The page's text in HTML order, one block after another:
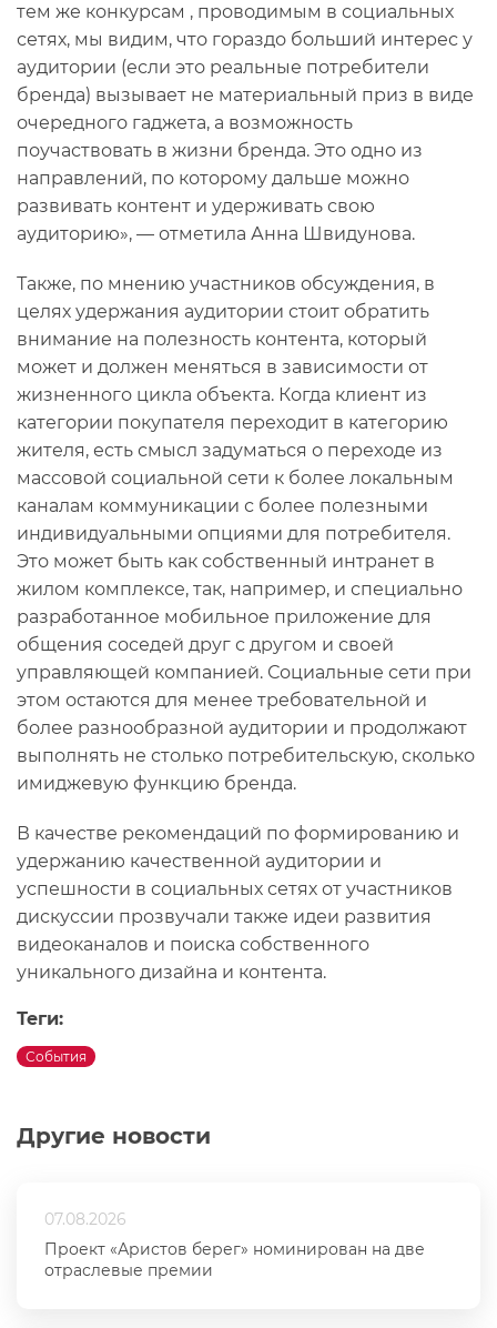
Другие новости
07.08.2026
Проект «Аристов берег» номинирован на две
отраслевые премии
тем же конкурсам , проводимым в социальных
сетях, мы видим, что гораздо больший интерес у
аудитории (если это реальные потребители
бренда) вызывает не материальный приз в виде
очередного гаджета, а возможность
поучаствовать в жизни бренда. Это одно из
направлений, по которому дальше можно
развивать контент и удерживать свою
аудиторию», — отметила Анна Швидунова.
Также, по мнению участников обсуждения, в
целях удержания аудитории стоит обратить
внимание на полезность контента, который
может и должен меняться в зависимости от
жизненного цикла объекта. Когда клиент из
категории покупателя переходит в категорию
жителя, есть смысл задуматься о переходе из
массовой социальной сети к более локальным
каналам коммуникации с более полезными
индивидуальными опциями для потребителя.
Это может быть как собственный интранет в
жилом комплексе, так, например, и специально
разработанное мобильное приложение для
общения соседей друг с другом и своей
управляющей компанией. Социальные сети при
этом остаются для менее требовательной и
более разнообразной аудитории и продолжают
выполнять не столько потребительскую, сколько
имиджевую функцию бренда.
В качестве рекомендаций по формированию и
удержанию качественной аудитории и
успешности в социальных сетях от участников
дискуссии прозвучали также идеи развития
видеоканалов и поиска собственного
уникального дизайна и контента.
Теги:
События